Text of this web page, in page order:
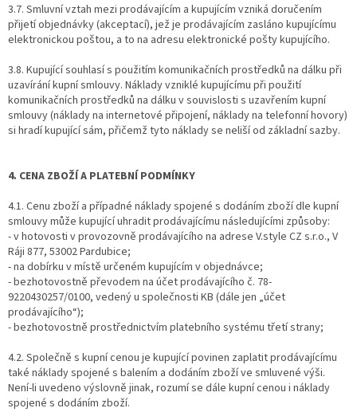
3.7. Smluvní vztah mezi prodávajícím a kupujícím vzniká doručením
přijetí objednávky (akceptací), jež je prodávajícím zasláno kupujícímu
elektronickou poštou, a to na adresu elektronické pošty kupujícího.
3.8. Kupující souhlasí s použitím komunikačních prostředků na dálku při
uzavírání kupní smlouvy. Náklady vzniklé kupujícímu při použití
komunikačních prostředků na dálku v souvislosti s uzavřením kupní
smlouvy (náklady na internetové připojení, náklady na telefonní hovory)
si hradí kupující sám, přičemž tyto náklady se neliší od základní sazby.
4. CENA ZBOŽÍ A PLATEBNÍ PODMÍNKY
4.1. Cenu zboží a případné náklady spojené s dodáním zboží dle kupní
smlouvy může kupující uhradit prodávajícímu následujícími způsoby:
- v hotovosti v provozovně prodávajícího na adrese V.style CZ s.r.o., V
Ráji 877, 53002 Pardubice;
- na dobírku v místě určeném kupujícím v objednávce;
- bezhotovostně převodem na účet prodávajícího č. 78-
9220430257/0100, vedený u společnosti KB (dále jen „účet
prodávajícího“);
- bezhotovostně prostřednictvím platebního systému třetí strany;
4.2. Společně s kupní cenou je kupující povinen zaplatit prodávajícímu
také náklady spojené s balením a dodáním zboží ve smluvené výši.
Není-li uvedeno výslovně jinak, rozumí se dále kupní cenou i náklady
spojené s dodáním zboží.